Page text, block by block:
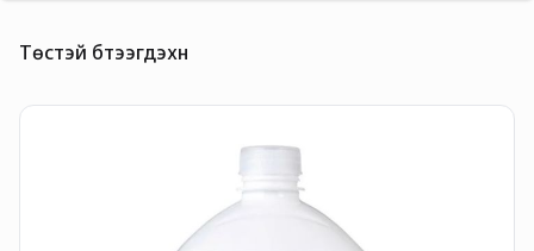
Төстэй бүтээгдэхүүн